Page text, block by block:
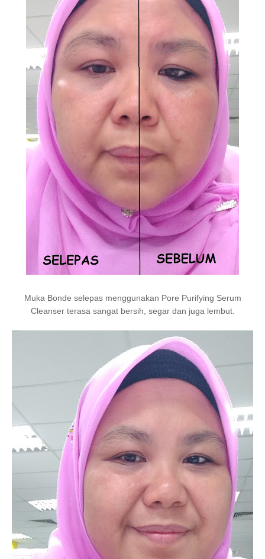
Muka Bonde selepas menggunakan Pore Purifying Serum
Cleanser terasa sangat bersih, segar dan juga lembut.